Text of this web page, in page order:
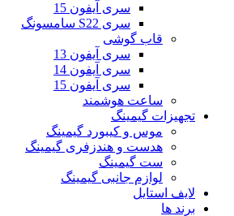
سری آیفون 15
سری S22 سامسونگ
قاب گوشی
سری آیفون 13
سری آیفون 14
سری آیفون 15
ساعت هوشمند
تجهیزات گیمینگ
موس و کیبورد گیمینگ
هدست و هندزفری گیمینگ
ست گیمینگ
لوازم جانبی گیمینگ
لایف استایل
برند ها